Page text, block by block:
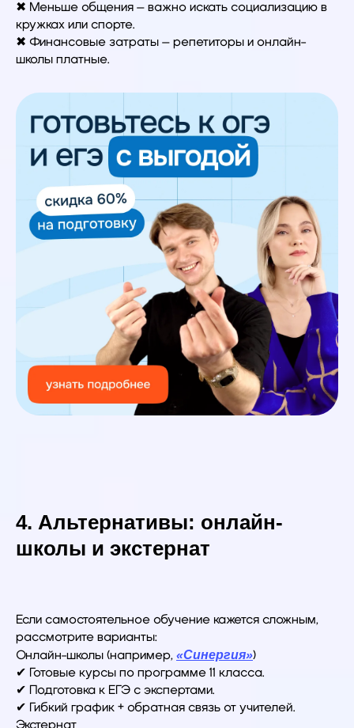
✖ Меньше общения – важно искать социализацию в
кружках или спорте.
✖ Финансовые затраты – репетиторы и онлайн-
школы платные.
4. Альтернативы: онлайн-
школы и экстернат
Если самостоятельное обучение кажется сложным,
рассмотрите варианты:
Онлайн-школы (например, «Синергия»)
✔ Готовые курсы по программе 11 класса.
✔ Подготовка к ЕГЭ с экспертами.
✔ Гибкий график + обратная связь от учителей.
Экстернат